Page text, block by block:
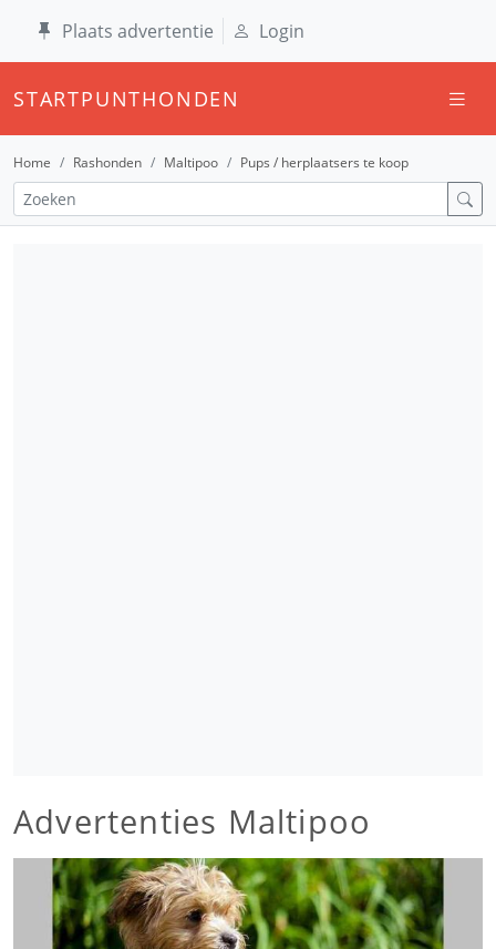
Plaats advertentie Login
STARTPUNTHONDEN
Home Rashonden Maltipoo Pups / herplaatsers te koop
Advertenties Maltipoo